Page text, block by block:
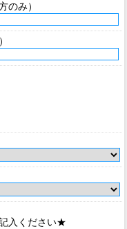
のみ）
入ください★